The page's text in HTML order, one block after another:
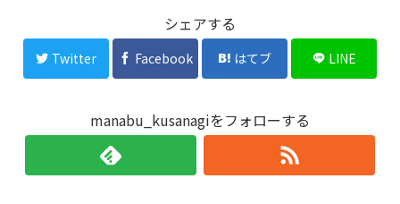
シェアする
Twitter Facebook はてブ LINE
manabu_kusanagiをフォローする